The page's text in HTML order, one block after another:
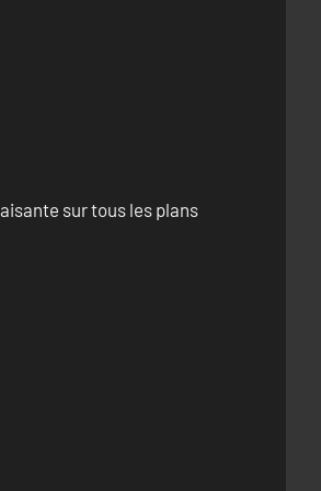
sur tous les plans